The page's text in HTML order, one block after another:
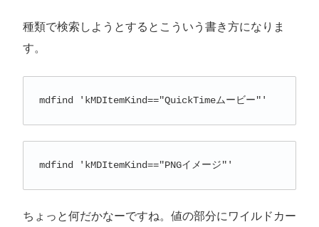
種類で検索しようとするとこういう書き方になりま
す。
mdfind 'kMDItemKind=="QuickTimeムービー"'
mdfind 'kMDItemKind=="PNGイメージ"'
ちょっと何だかなーですね。値の部分にワイルドカー